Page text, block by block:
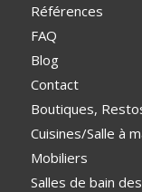
Références
FAQ
Blog
Contact
Boutiques,
Cuisines/Salle à
Mobiliers
Salles de bain